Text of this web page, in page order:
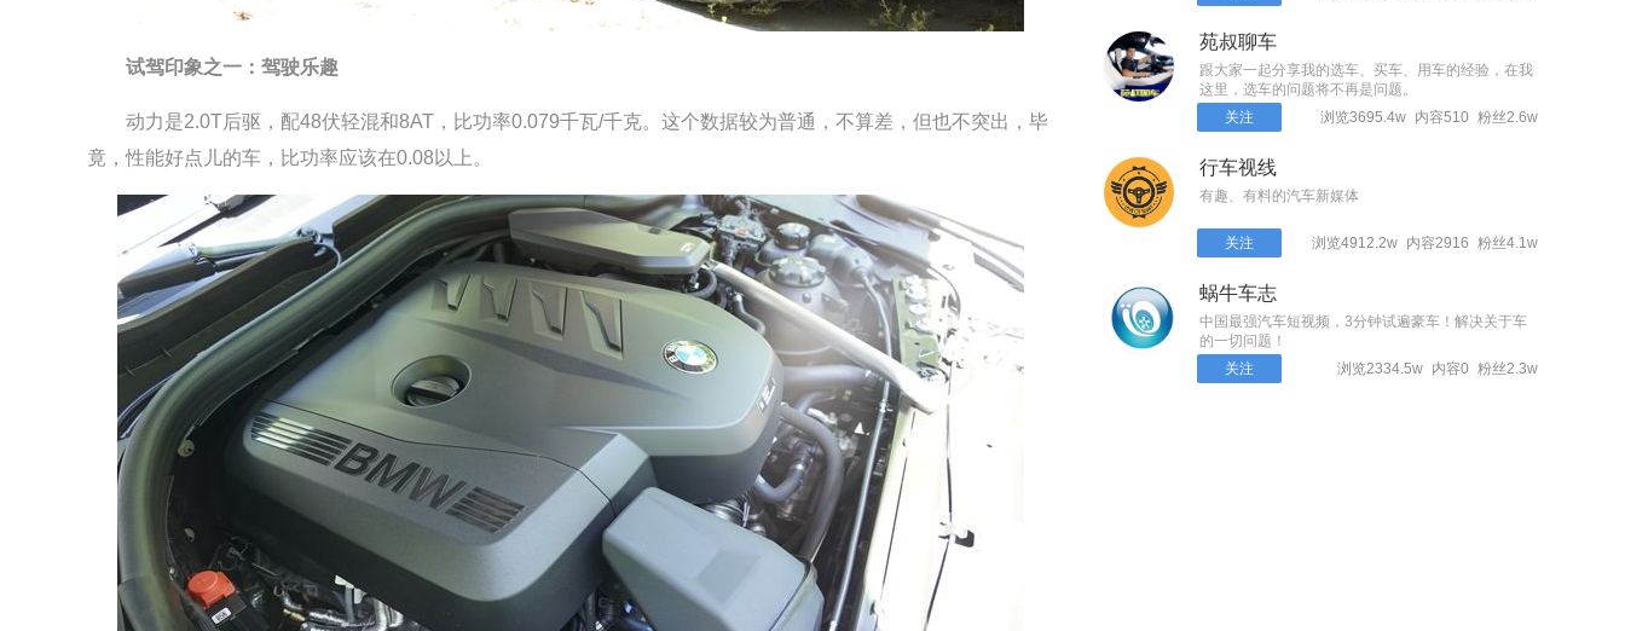
试驾印象之一：驾驶乐趣
动力是2.0T后驱，配48伏轻混和8AT，比功率0.079千瓦/千克。这个数据较为普通，不算差，但也不突出，毕
竟，性能好点儿的车，比功率应该在0.08以上。
苑叔聊车
跟大家一起分享我的选车、买车、用车的经验，在我
这里，选车的问题将不再是问题。
关注
粉丝2.6w
内容510
浏览3695.4w
行车视线
有趣、有料的汽车新媒体
关注 粉丝4.1w
内容2916
浏览4912.2w
蜗牛车志
中国最强汽车短视频，3分钟试遍豪车！解决关于车
的一切问题！
关注
粉丝2.3w
内容0
浏览2334.5w